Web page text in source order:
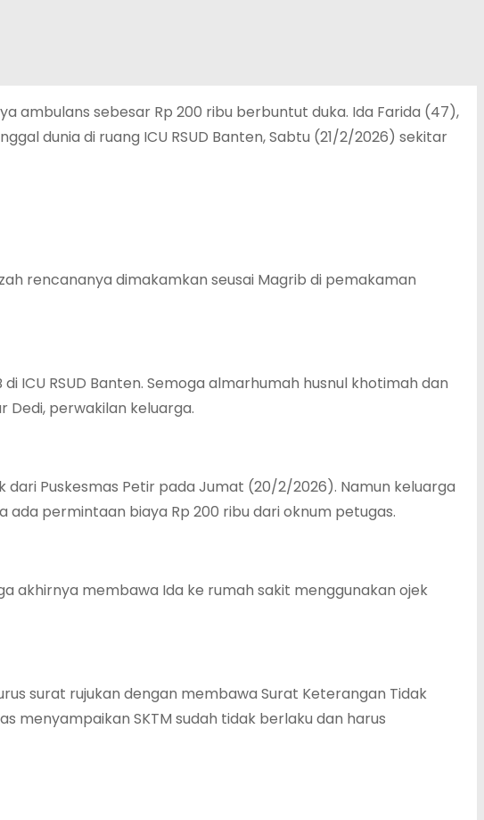
ambulans sebesar Rp 200 ribu berbuntut duka. Ida Farida (47),
dunia di ruang ICU RSUD Banten, Sabtu (21/2/2026) sekitar
rencananya dimakamkan seusai Magrib di pemakaman
ICU RSUD Banten. Semoga almarhumah husnul khotimah dan
Dedi, perwakilan keluarga.
dari Puskesmas Petir pada Jumat (20/2/2026). Namun keluarga
permintaan biaya Rp 200 ribu dari oknum petugas.
akhirnya membawa Ida ke rumah sakit menggunakan ojek
surat rujukan dengan membawa Surat Keterangan Tidak
menyampaikan SKTM sudah tidak berlaku dan harus